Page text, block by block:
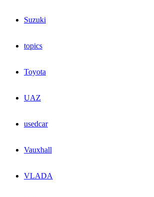
Suzuki
topics
Toyota
UAZ
usedcar
Vauxhall
VLADA